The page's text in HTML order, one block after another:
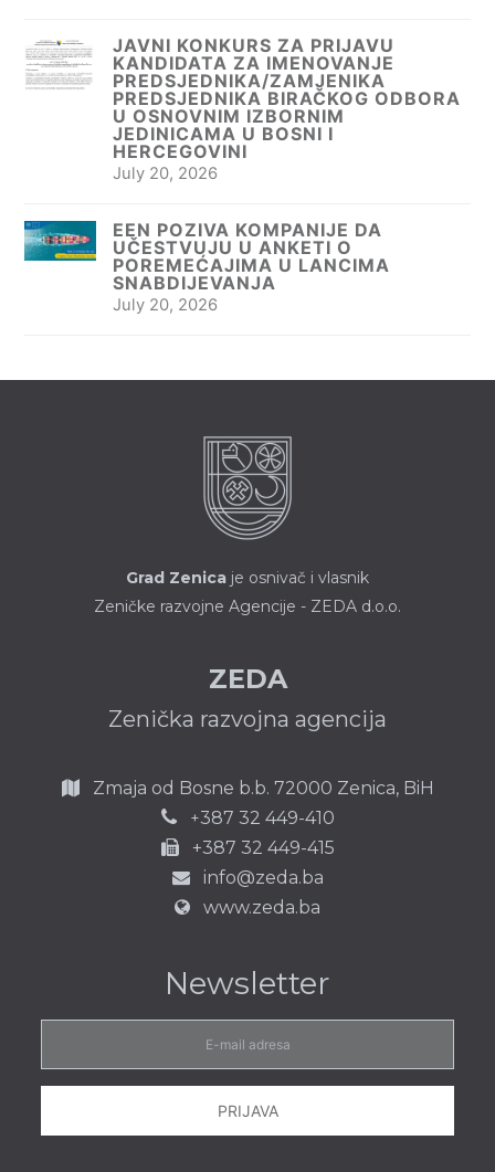
JAVNI KONKURS ZA PRIJAVU
KANDIDATA ZA IMENOVANJE
PREDSJEDNIKA/ZAMJENIKA
PREDSJEDNIKA BIRAČKOG ODBORA
U OSNOVNIM IZBORNIM
JEDINICAMA U BOSNI I
HERCEGOVINI
July 20, 2026
EEN POZIVA KOMPANIJE DA
UČESTVUJU U ANKETI O
POREMEĆAJIMA U LANCIMA
SNABDIJEVANJA
July 20, 2026
Grad Zenica je osnivač i vlasnik
Zeničke razvojne Agencije - ZEDA d.o.o.
ZEDA
Zenička razvojna agencija
Zmaja od Bosne b.b. 72000 Zenica, BiH
+387 32 449-410
+387 32 449-415
info@zeda.ba
www.zeda.ba
Newsletter
adresa
PRIJAVA